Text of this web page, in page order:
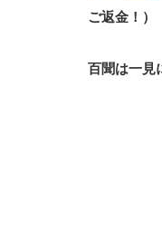
ご返金！）
百聞は一見